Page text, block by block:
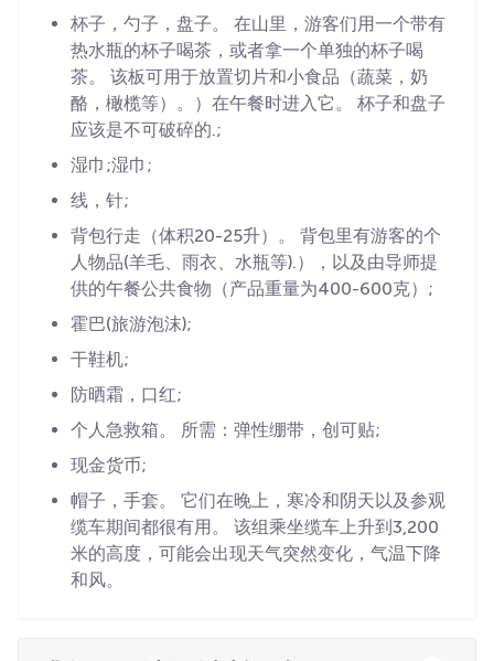
杯子，勺子，盘子。 在山里，游客们用一个带有
热水瓶的杯子喝茶，或者拿一个单独的杯子喝
茶。 该板可用于放置切片和小食品（蔬菜，奶
酪，橄榄等）。）在午餐时进入它。 杯子和盘子
应该是不可破碎的.;
湿巾;湿巾;
线，针;
背包行走（体积20-25升）。 背包里有游客的个
人物品(羊毛、雨衣、水瓶等).），以及由导师提
供的午餐公共食物（产品重量为400-600克）;
霍巴(旅游泡沫);
干鞋机;
防晒霜，口红;
个人急救箱。 所需：弹性绷带，创可贴;
现金货币;
帽子，手套。 它们在晚上，寒冷和阴天以及参观
缆车期间都很有用。 该组乘坐缆车上升到3,200
米的高度，可能会出现天气突然变化，气温下降
和风。